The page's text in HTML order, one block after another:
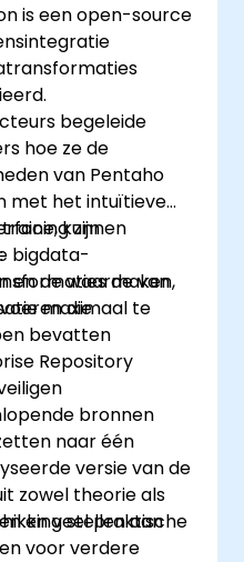
tips kennen met
van Metabase
is een open-source
begeleide
hoe ze de
van Pentaho
met het intuïtieve
kunnen
bigdata-
en de waarde van
maximaal te
zijn
maken,
die
bevatten
Repository
bronnen
naar één
versie van de
stellen aan
voor verdere
zowel theorie als
en veel praktische